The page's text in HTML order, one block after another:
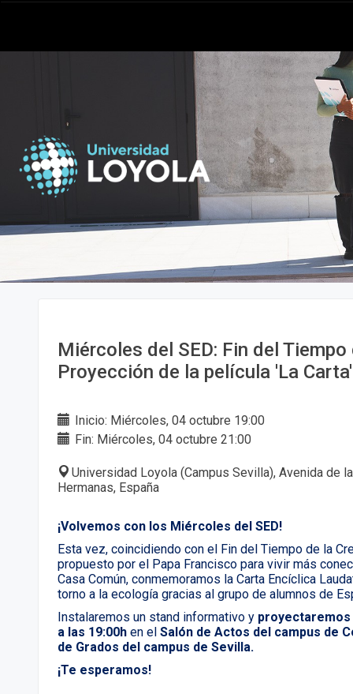
Miércoles del SED: Fin del
Proyección de la película 'La Carta'
Inicio: Miércoles, 04 octubre 19:00
Fin: Miércoles, 04 octubre 21:00
Universidad Loyola (Campus Sevilla), Avenida de
Hermanas, España
¡Volvemos con los Miércoles del SED!
Esta vez, coincidiendo con el Fin del Tiempo de la
propuesto por el Papa Francisco para vivir más
Casa Común, conmemoramos la Carta Encíclica
torno a la ecología gracias al grupo de alumnos de
Instalaremos un stand informativo y proyectaremos
a las 19:00h en el Salón de Actos del campus de
de Grados del campus de Sevilla.
¡Te esperamos!